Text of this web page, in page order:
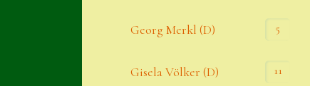
Georg Merkl (D) 5
Gisela Völker (D) 11